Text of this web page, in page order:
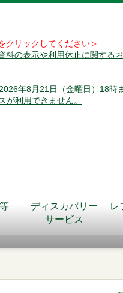
リックしてください＞
料の表示や利用休止に関する
年8月21日（金曜日）18時
が利用できません。
ディスカバリー
サービス
レ